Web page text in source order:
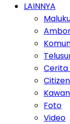
LAINNYA
Cerita
Citizen
Foto
Video